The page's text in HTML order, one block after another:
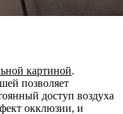
картиной.
позволяет
доступ воздуха
окклюзии, и